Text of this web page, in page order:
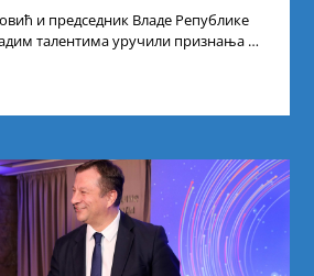
и председник Владе Републике
талентима уручили признања У